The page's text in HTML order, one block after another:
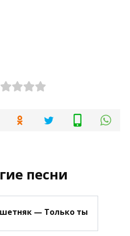
песни
— Только ты